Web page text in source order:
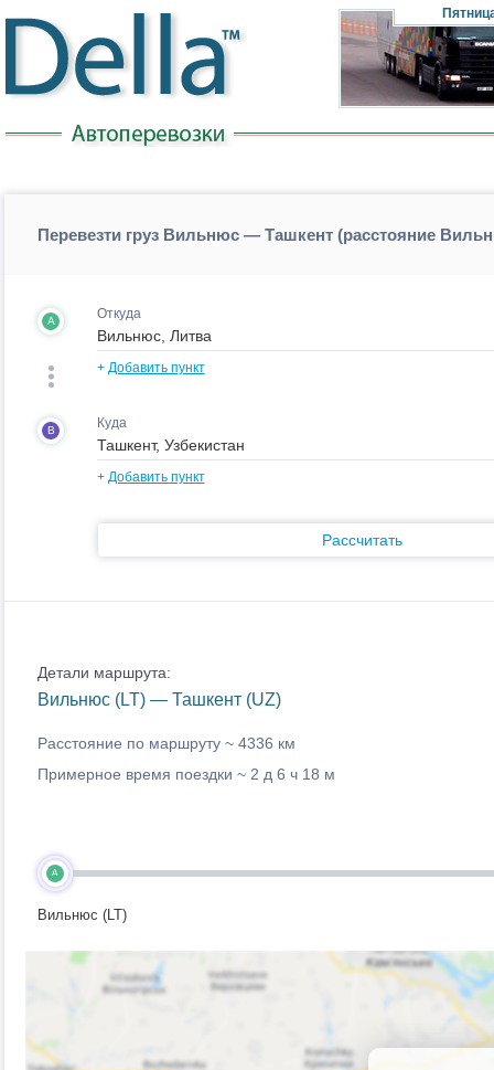
Перевезти груз Вильнюс — Ташкент (расстояние
A Откуда
+ Добавить пункт
B Куда
+ Добавить пункт
Рассчитать
Детали маршрута:
Вильнюс (LT) — Ташкент (UZ)
Расстояние по маршруту ~ 4336 км
Примерное время поездки ~ 2 д 6 ч 18 м
A
Вильнюс (LT)